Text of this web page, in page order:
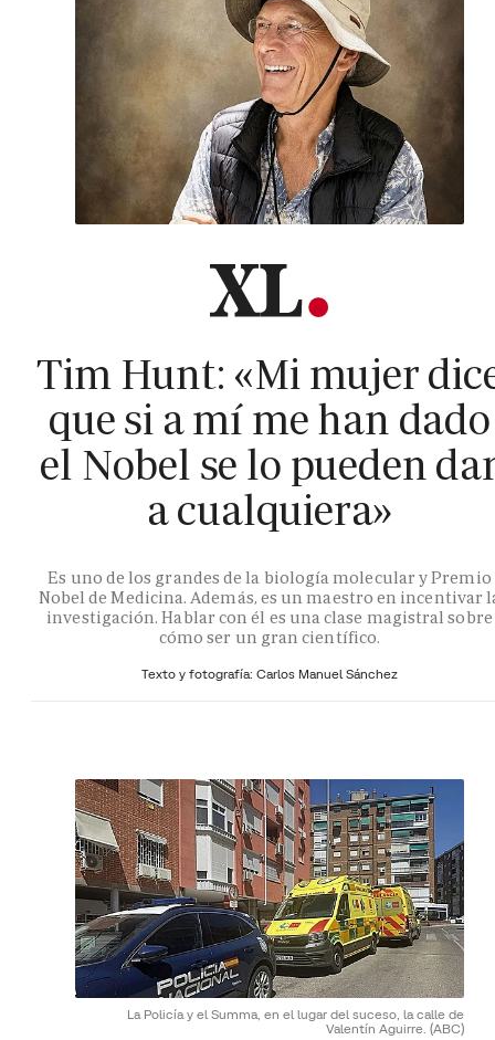
Tim Hunt: «Mi mujer
que si a mí me han dado
el Nobel se lo pueden
a cualquiera»
Es uno de los grandes de la biología molecular y Premio
Nobel de Medicina. Además, es un maestro en incentivar
investigación. Hablar con él es una clase magistral sobre
cómo ser un gran científico.
Texto y fotografía: Carlos Manuel Sánchez
La Policía y el Summa, en el lugar del suceso, la calle de
Valentín Aguirre. (ABC)